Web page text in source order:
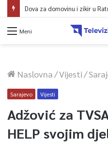
Meni
Naslovna/Vijesti/
Sarajevo Vijesti
Adžović za
HELP svojim